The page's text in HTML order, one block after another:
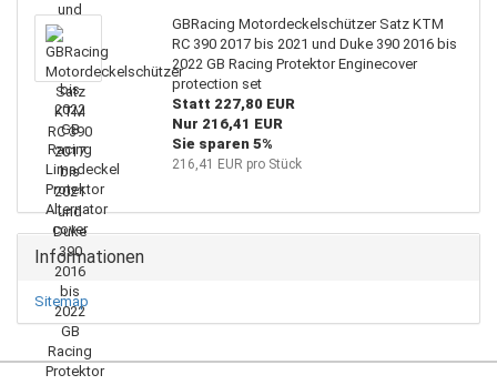
GBRacing Motordeckelschützer Satz KTM
RC 390 2017 bis 2021 und Duke 390 2016 bis
2022 GB Racing Protektor Enginecover
protection set
Statt 227,80 EUR
Nur 216,41 EUR
Sie sparen 5%
216,41 EUR pro Stück
Informationen
Sitemap